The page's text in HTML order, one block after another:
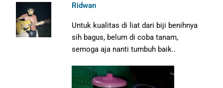
Ridwan
Untuk kualitas di liat dari biji benihnya
sih bagus, belum di coba tanam,
semoga aja nanti tumbuh baik..